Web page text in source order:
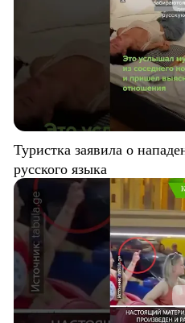
Туристка заявила о
русского языка